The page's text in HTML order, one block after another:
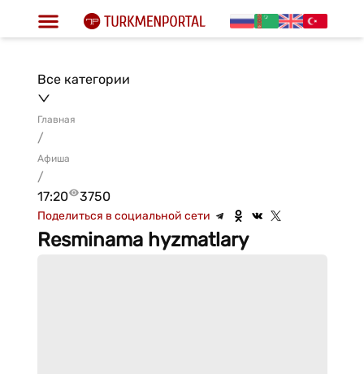
Все категории
Главная
/
Афиша
/
17:20
3750
Поделиться в социальной сети
Resminama hyzmatlary